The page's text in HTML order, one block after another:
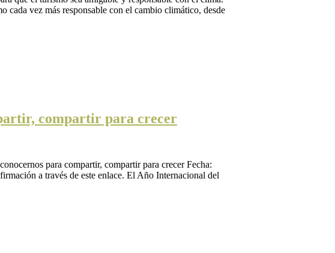
cada vez más responsable con el cambio climático, desde
compartir para crecer
para compartir, compartir para crecer Fecha:
a través de este enlace. El Año Internacional del